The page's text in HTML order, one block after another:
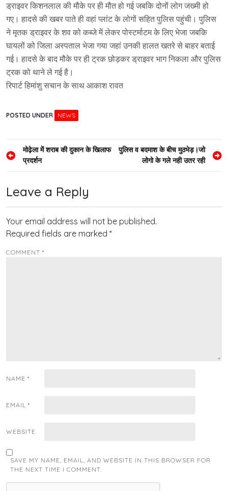
ड्राइवर किशनलाल की मौके पर ही मौत हो गई जबकि दोनों लोग जख्मी हो
गए। हादसे की खबर पाते ही वहां प्लांट के लोगों सहित पुलिस पहुंची। पुलिस
ने मृतक ड्राइवर के शव को कब्जे में लेकर पोस्टर्माटम के लिए भेजा जबकि
घायलों को जिला अस्पताल भेजा गया जहां उनकी हालत खतरे से बाहर बताई
गई। हादसे के बाद मौके पर ही ट्रक छोड़कर ड्राइवर भाग निकला और पुलिस
ट्रक को थाने ले गई है।
रिपार्ट हिमांशु सचान के साथ आकाश रावत
POSTED UNDER NEWS
Post
navigation
मोढ़ेला में शराब की दुकान के खिलाफ
प्रदर्शन
पुलिस व बदमाश के बीच मुठभेड़।जो
लोगो के गले नही उतर रही
Leave a Reply
Your email address will not be published.
Required fields are marked *
COMMENT *
NAME *
EMAIL *
WEBSITE
SAVE MY NAME, EMAIL, AND WEBSITE IN THIS BROWSER FOR
THE NEXT TIME I COMMENT.